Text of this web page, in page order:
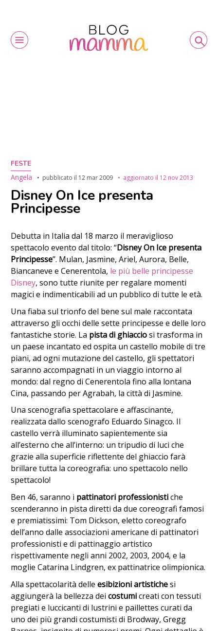
FESTE
Angela
pubblicato il 12 mar 2009 aggiornato il 12 nov 2013
Disney On Ice presenta
Principesse
Debutta in Italia dal 18 marzo il meraviglioso
spettacolo evento dal titolo: “Disney On Ice presenta
Principesse”. Mulan, Jasmine, Ariel, Aurora, Belle,
Biancaneve e Cenerentola, le più belle principesse
Disney, sono tutte riunite per regalare momenti
magici e indimenticabili ad un pubblico di tutte le età.
Una fiaba sul trionfo del bene sul male raccontata
attraverso gli occhi delle sette principesse e delle loro
fantastiche storie. La pista di ghiacciosi trasforma in
un paese incantato ed ospita un castello mobile di tre
piani, ad ogni mutazione del castello, gli spettatori
saranno accompagnati in un viaggio intorno al
mondo: dal regno di Cenerentola fino alla lontana
Cina, passando per Agrabah, la città di Jasmine.
Una scenografia spettacolare e affascinante,
realizzata dallo scenografo Eduardo Sinagco. Il
castello verrà illuminato sapientemente sia
all’esterno che all’interno: un tripudio di luci che
grazie alla superficie riflettente del ghiaccio farà
brillare tutta la coreografia: uno spettacolo nello
spettacolo!
Ben 46, saranno i pattinatori professionistiche
scenderanno in pista diretti da due coreografi famosi
e premiatissimi: Tom Dickson, eletto coreografo
dell’anno dalle associazioni americane di pattinatori
professionisti e di pattinaggio artistico
rispettivamente negli anni 2002, 2003, 2004, e la
moglie Catarina Lindgren, ex pattinatrice olimpionica.
Alla spettacolarità delleesibizioni artistichesi
aggiungerà la bellezza deicostumicreati con tessuti
pregiati e luccicanti di lustrini e paillettes curati da
uno dei più grandi costumisti di Brodway, Gregg